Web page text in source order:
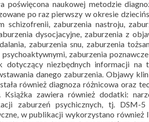
poświęcona naukowej metodzie
po raz pierwszy w okresie
schizofrenii, zaburzenia nastroju,
dysocjacyjne, zaburzenia z
zaburzenia snu, zaburzenia
zaburzenia
dotyczący niezbędnych informacji na
danego zaburzenia. Objawy
również diagnoza różnicowa oraz
zawiera również dodatki:
zaburzeń psychicznych, tj. DSM-
w publikacji wykorzystano również